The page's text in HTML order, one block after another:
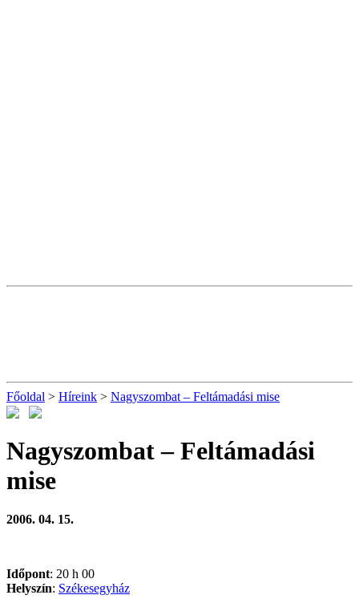
Főoldal > Híreink > Nagyszombat – Feltámadási mise
Nagyszombat – Feltámadási
mise
2006. 04. 15.
Időpont: 20 h 00
Helyszín: Székesegyház